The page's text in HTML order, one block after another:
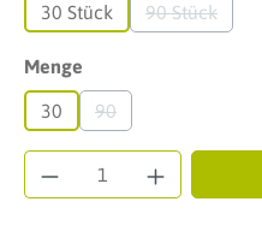
30 Stück 90 Stück
(Diese
Menge
30 90
(Diese Option ist
Produkt Anzahl: